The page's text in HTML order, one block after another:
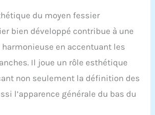
du moyen fessier
bien développé contribue à une
en accentuant les
Il joue un rôle esthétique
non seulement la définition des
l’apparence générale du bas du